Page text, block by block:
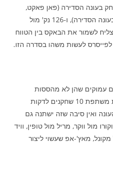
121.6 נק' למשחק בעונה הסדירה (פאן פאקט,
קליבלנד קלעו בסך הכל 9999 נק' בעונה הסדירה), ו-126 נק' מול
לשמור את הבאקס בין הטווח
עמוקים שהן לא מהססות
להשתמש בהן. כל אחת מהקבוצות משתפת 10 שחקנים לדקות
ואין סיבה שזה ישתנה גם
מול ווקר, מריל מול טופין, וויד
מאץ'-אפ שעשוי ליצור